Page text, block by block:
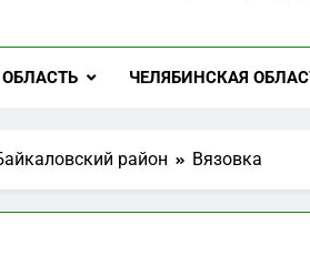
ЧЕЛЯБИНСКАЯ
район Вязовка